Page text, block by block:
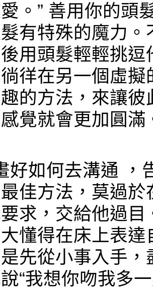
。” 善用你的頭
有特殊的魔力。
用頭髮輕輕挑
徉在另一個虛
的方法，來讓彼
覺就會更加圓滿
好如何去溝通 ，
佳方法，莫過
求，交給他過目
懂得在床上表
先從小事入手
“我想你吻我多